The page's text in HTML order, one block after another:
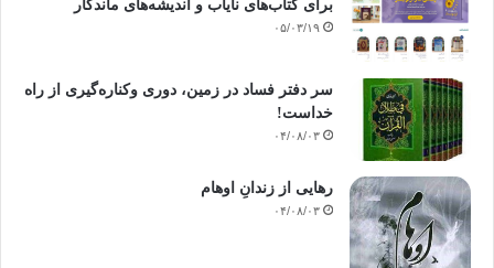
برای کتاب‌های نایاب و اندیشه‌های ماندگار
۰۵/۰۳/۱۹
سر دفتر فساد در زمین‌، دوری وکناره‌گیری از راه
خداست‌!
۰۴/۰۸/۰۳
رهایی از زندانِ اوهام
۰۴/۰۸/۰۳